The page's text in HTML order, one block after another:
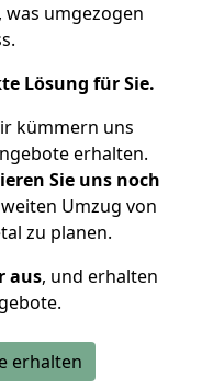
umgezogen
Lösung für Sie.
kümmern uns
erhalten.
Sie uns noch
Umzug von
zu planen.
aus, und erhalten
erhalten